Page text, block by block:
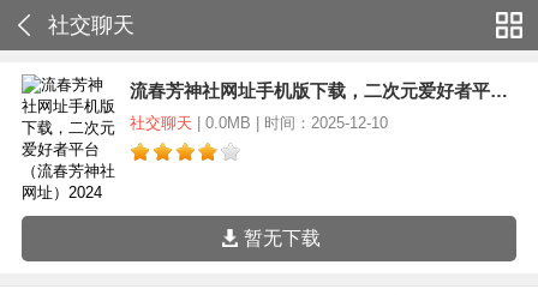
社交聊天
流春芳神社网址手机版下载，二次元爱好者平台（流春芳神社网址）2024
社交聊天 | 0.0MB | 时间：2025-12-10
暂无下载